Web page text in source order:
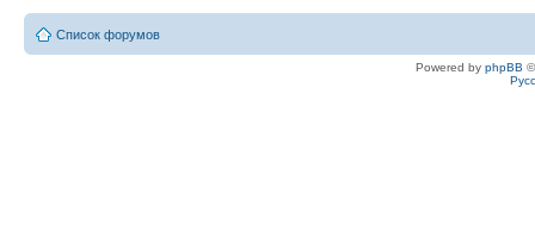
Список форумов
Powered by phpBB